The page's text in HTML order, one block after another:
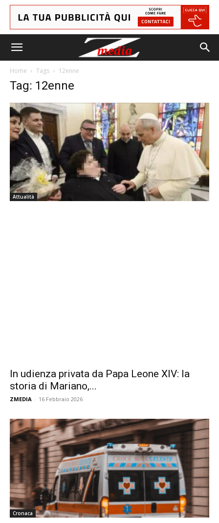
Home Tags 12enne
Tag: 12enne
Attualità
In udienza privata da Papa Leone XIV: la
storia di Mariano,...
ZMEDIA - 16 Febbraio 2026
Cronaca